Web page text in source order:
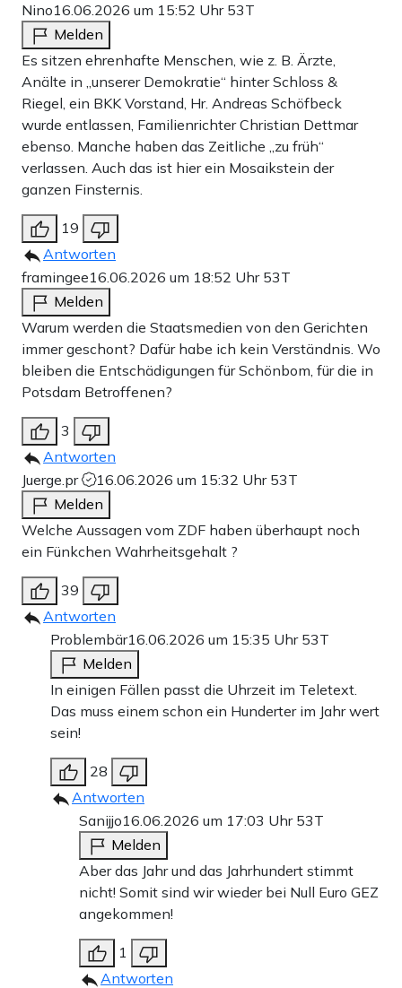
Nino16.06.2026 um 15:52 Uhr 53T
Melden
Es sitzen ehrenhafte Menschen, wie z. B. Ärzte,
Anälte in „unserer Demokratie“ hinter Schloss &
Riegel, ein BKK Vorstand, Hr. Andreas Schöfbeck
wurde entlassen, Familienrichter Christian Dettmar
ebenso. Manche haben das Zeitliche „zu früh“
verlassen. Auch das ist hier ein Mosaikstein der
ganzen Finsternis.
19
Antworten
framingee16.06.2026 um 18:52 Uhr 53T
Melden
Warum werden die Staatsmedien von den Gerichten
immer geschont? Dafür habe ich kein Verständnis. Wo
bleiben die Entschädigungen für Schönbom, für die in
Potsdam Betroffenen?
3
Antworten
Juerge.pr
16.06.2026 um 15:32 Uhr 53T
Melden
Welche Aussagen vom ZDF haben überhaupt noch
ein Fünkchen Wahrheitsgehalt ?
39
Antworten
Problembär16.06.2026 um 15:35 Uhr 53T
Melden
In einigen Fällen passt die Uhrzeit im Teletext.
Das muss einem schon ein Hunderter im Jahr wert
sein!
28
Antworten
Sanijjo16.06.2026 um 17:03 Uhr 53T
Melden
Aber das Jahr und das Jahrhundert stimmt
nicht! Somit sind wir wieder bei Null Euro GEZ
angekommen!
1
Antworten